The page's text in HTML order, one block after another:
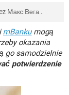
Макс Вега .
mBankumogą
okazania
go samodzielnie
potwierdzenie